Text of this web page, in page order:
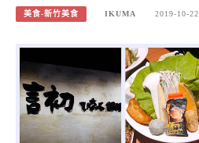
美食-新竹美食 IKUMA 2019-10-22